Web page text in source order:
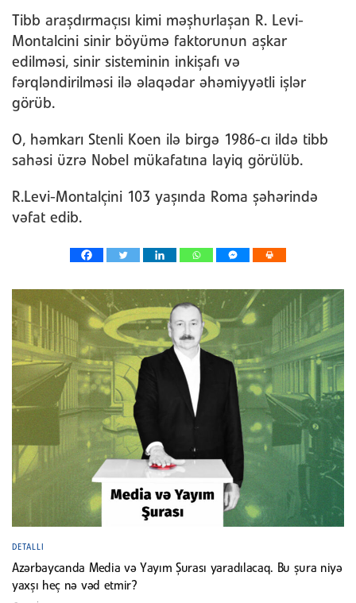
Tibb araşdırmaçısı kimi məşhurlaşan R. Levi-
Montalcini sinir böyümə faktorunun aşkar
edilməsi, sinir sisteminin inkişafı və
fərqləndirilməsi ilə əlaqədar əhəmiyyətli işlər
görüb.
O, həmkarı Stenli Koen ilə birgə 1986-cı ildə tibb
sahəsi üzrə Nobel mükafatına layiq görülüb.
R.Levi-Montalçini 103 yaşında Roma şəhərində
vəfat edib.
DETALLI
Azərbaycanda Media və Yayım Şurası yaradılacaq. Bu şura niyə
yaxşı heç nə vəd etmir?